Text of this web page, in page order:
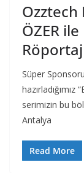
Ozztech
ÖZER
Süper
serimizin bu
Antalya
Read More